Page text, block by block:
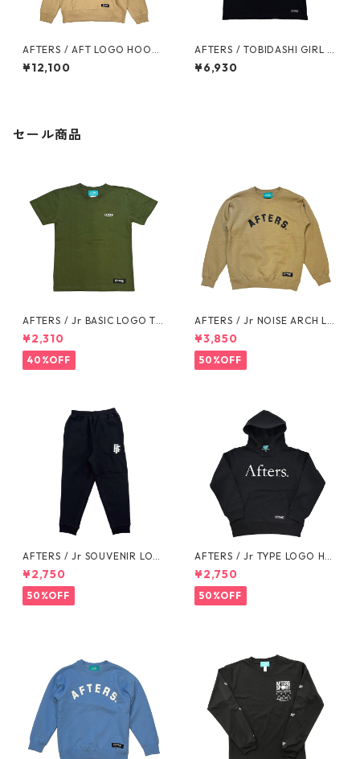
AFTERS / AFT LOGO HOODI
E
¥12,100
AFTERS / TOBIDASHI GIRL T
EE
¥6,930
セール商品
AFTERS / Jr BASIC LOGO TE
E
¥2,310
40%OFF
AFTERS / Jr NOISE ARCH LO
GO SWEAT
¥3,850
50%OFF
AFTERS / Jr SOUVENIR LOG
O SWEAT PANTS
¥2,750
50%OFF
AFTERS / Jr TYPE LOGO HO
ODIE
¥2,750
50%OFF